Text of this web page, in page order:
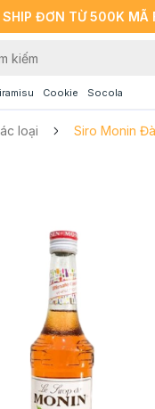
ĐƠN TỪ 500K MÃ
Cookie Socola
loại
Siro Monin